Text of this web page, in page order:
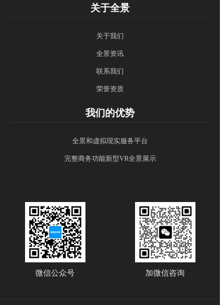
关于全景
关于我们
全景资讯
联系我们
荣誉资质
我们的优势
全景和虚拟现实服务平台
完整商务功能新型VR全景展示
微信公众号 加微信咨询